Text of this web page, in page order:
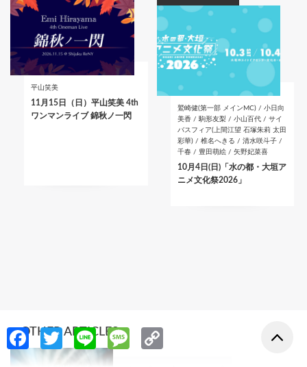
Fa
ce
T
w
Li
n
M
平山笑美
11月15日（日）平山笑美 4th
ワンマンライブ 錦秋ノ一閃
鷲崎健(第一部 メインMC) / 小日向
美香 / 駒形友梨 / 小山百代 / サイ
バスフィア(上間江望 石塚朱莉 太田
彩華) / 椎名へきる / 清水咲斗子 /
千春 / 豊田萌絵 / 矢野妃菜喜
10月4日(日)「水の都・大垣ア
ニメ文化祭2026」
OTHER ARTICLES